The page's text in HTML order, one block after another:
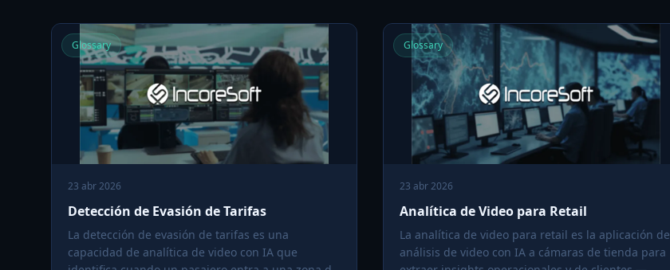
Glossary
23 abr 2026
Detección de Evasión de Tarifas
La detección de evasión de tarifas es una
capacidad de analítica de video con IA que
Glossary
23 abr 2026
Analítica de Video para Retail
La analítica de video para retail es la aplicación de
análisis de video con IA a cámaras de tienda para